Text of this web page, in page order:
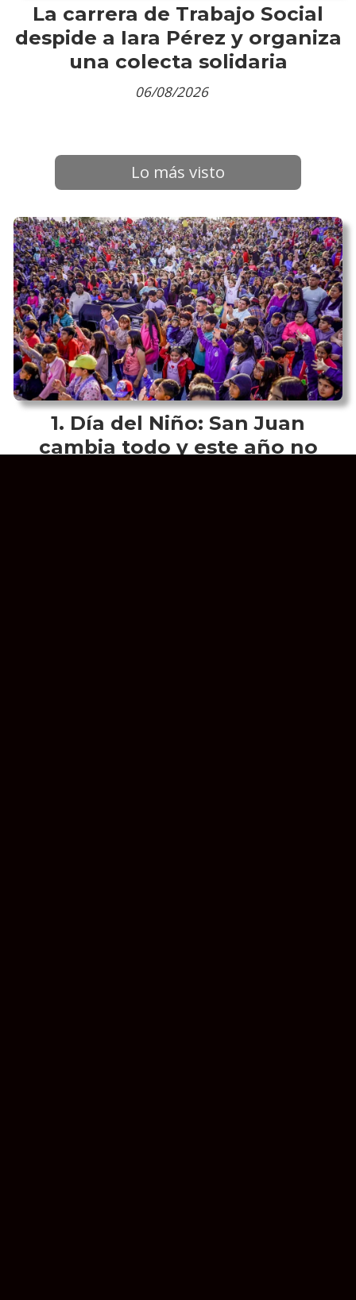
La carrera de Trabajo Social
despide a Iara Pérez y organiza
una colecta solidaria
06/08/2026
Lo más visto
Día del Niño: San Juan
cambia todo y este año no